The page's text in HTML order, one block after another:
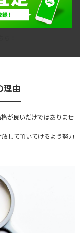
理由
が良いだけではありませ
して頂いてけるよう努力